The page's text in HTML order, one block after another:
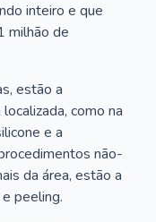
inteiro e que
milhão de
estão a
como na
e a
não-
da área, estão a
peeling.